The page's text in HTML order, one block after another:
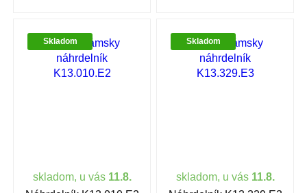
Skladom
skladom, u vás 11.8.
Skladom
skladom, u vás 11.8.